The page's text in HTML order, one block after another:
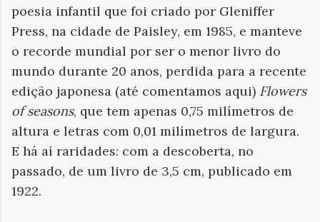
poesia infantil que foi criado por Gleniffer
Press, na cidade de Paisley, em 1985, e manteve
o recorde mundial por ser o menor livro do
mundo durante 20 anos, perdida para a recente
edição japonesa (até comentamos aqui) Flowers
of seasons, que tem apenas 0,75 milímetros de
altura e letras com 0,01 milímetros de largura.
E há aí raridades: com a descoberta, no
passado, de um livro de 3,5 cm, publicado em
1922.